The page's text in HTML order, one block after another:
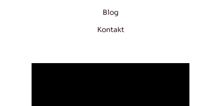
Blog
Kontakt